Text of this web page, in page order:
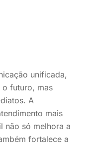
unificada,
o futuro, mas
A
mais
não só melhora a
fortalece a